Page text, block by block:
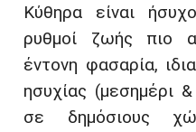
Κύθηρα είναι
ρυθμοί ζωής πιο
έντονη φασαρία,
ησυχίας (μεσημέρι
σε δημόσιους